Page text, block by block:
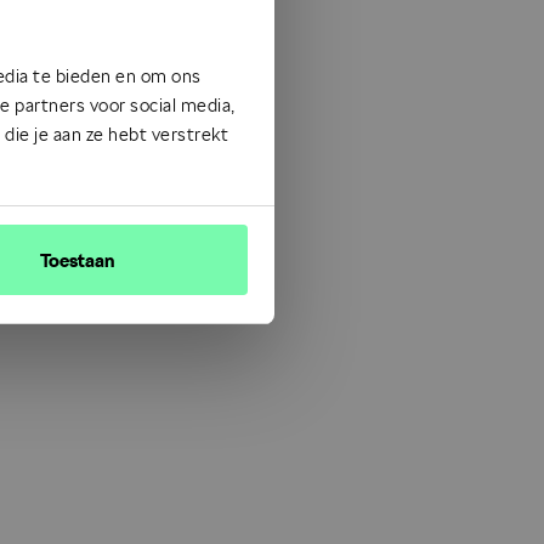
te bieden en om ons
partners voor social media,
je aan ze hebt verstrekt
Toestaan